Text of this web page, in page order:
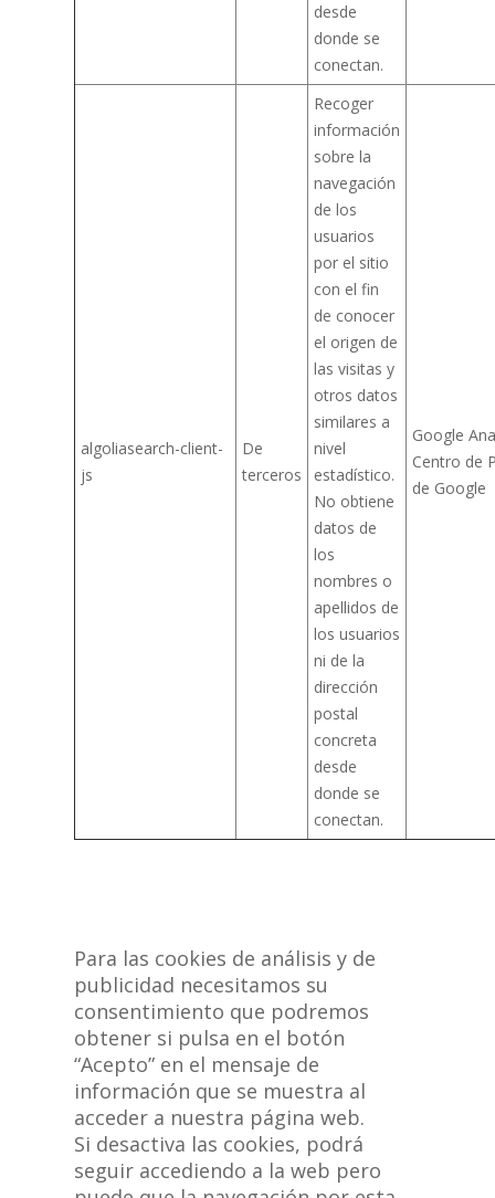
desde
donde se
conectan.
algoliasearch-client-
js
De
terceros
Recoger
información
sobre la
navegación
de los
usuarios
por el sitio
con el fin
de conocer
el origen de
las visitas y
otros datos
similares a
nivel
estadístico.
No obtiene
datos de
los
nombres o
apellidos de
los usuarios
ni de la
dirección
postal
concreta
desde
donde se
conectan.
Google
Centro de
de Google
Para las cookies de análisis y de
publicidad necesitamos su
consentimiento que podremos
obtener si pulsa en el botón
“Acepto” en el mensaje de
información que se muestra al
acceder a nuestra página web.
Si desactiva las cookies, podrá
seguir accediendo a la web pero